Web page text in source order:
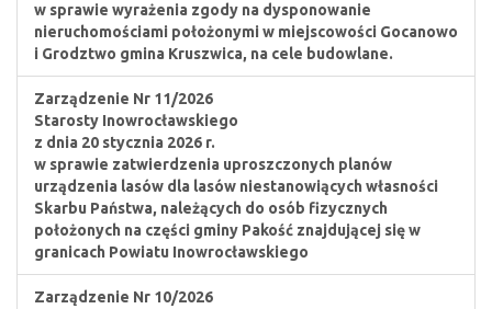
w sprawie wyrażenia zgody na dysponowanie
nieruchomościami położonymi w miejscowości Gocanowo
i Grodztwo gmina Kruszwica, na cele budowlane.
Zarządzenie Nr 11/2026
Starosty Inowrocławskiego
z dnia 20 stycznia 2026 r.
w sprawie zatwierdzenia uproszczonych planów
urządzenia lasów dla lasów niestanowiących własności
Skarbu Państwa, należących do osób fizycznych
położonych na części gminy Pakość znajdującej się w
granicach Powiatu Inowrocławskiego
Zarządzenie Nr 10/2026